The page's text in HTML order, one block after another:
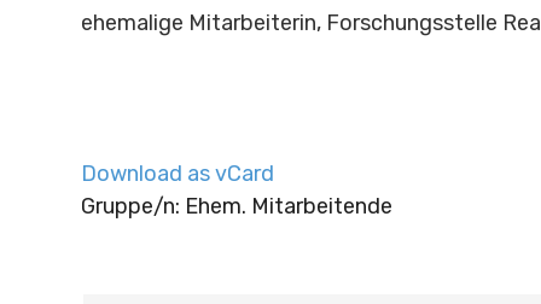
ehemalige Mitarbeiterin, Forschungsstelle
Download as vCard
Gruppe/n: Ehem. Mitarbeitende